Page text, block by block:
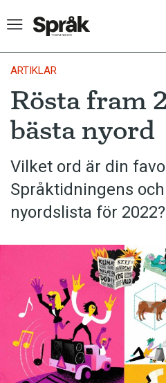
Hem
Artiklar
Krönikor
Språkfrågor
Skrivtips
Podden
Anmäl till språkpolisen
Föreslå nyord
Annonsera
ARTIKLAR
Rösta fram
bästa nyord
Vilket ord är din
Språktidningens
nyordslista för 2022?